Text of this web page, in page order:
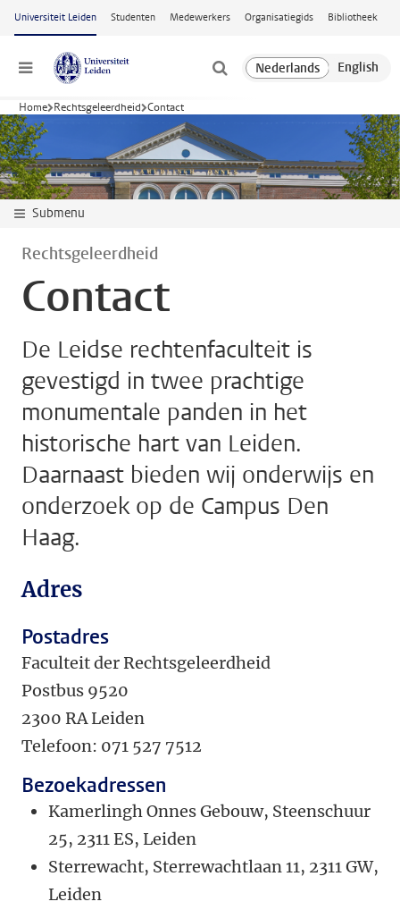
Ga naar hoofdinhoud
Universiteit Leiden Studenten Medewerkers Organisatiegids Bibliotheek
Menu
Home Rechtsgeleerdheid Contact
Submenu
Rechtsgeleerdheid
Contact
De Leidse rechtenfaculteit is
gevestigd in twee prachtige
monumentale panden in het
historische hart van Leiden.
Daarnaast bieden wij onderwijs en
onderzoek op de Campus Den
Haag.
Adres
Postadres
Faculteit der Rechtsgeleerdheid
Postbus 9520
2300 RA Leiden
Telefoon: 071 527 7512
Bezoekadressen
Kamerlingh Onnes Gebouw, Steenschuur
25, 2311 ES, Leiden
Sterrewacht, Sterrewachtlaan 11, 2311 GW,
Leiden